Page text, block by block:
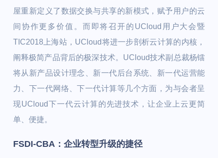
屋重新定义了数据交换与共享的新模式，赋予用户的云
间协作更多价值。而即将召开的UCloud用户大会暨
TIC2018上海站，UCloud将进一步剖析云计算的内核，
阐释极简产品背后的极深技术。UCloud技术副总裁杨镭
将从新产品设计理念、新一代后台系统、新一代运营能
力、下一代网络、下一代计算等几个方面，为与会者呈
现UCloud下一代云计算的先进技术，让企业上云更简
单、便捷。
FSDI-CBA：企业转型升级的捷径